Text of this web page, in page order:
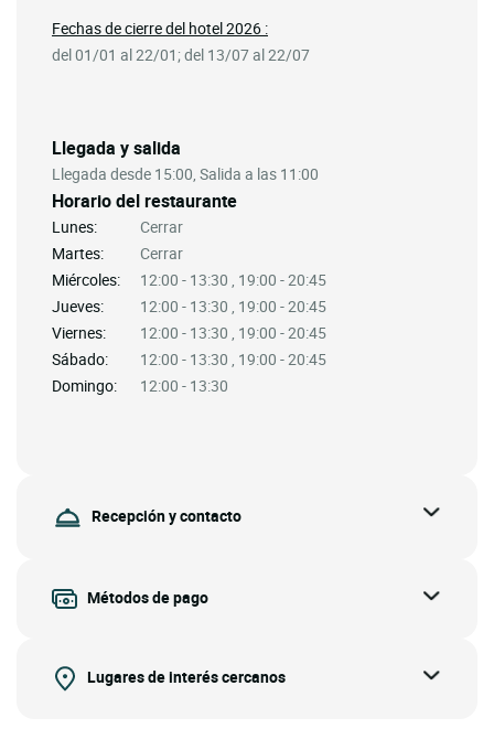
Llegada y salida
Llegada desde 15:00, Salida a las 11:00
Horario del restaurante
Lunes:
Cerrar
Martes:
Cerrar
Miércoles:
12:00 - 13:30 , 19:00 - 20:45
Jueves:
12:00 - 13:30 , 19:00 - 20:45
Viernes:
12:00 - 13:30 , 19:00 - 20:45
Sábado:
12:00 - 13:30 , 19:00 - 20:45
Domingo:
12:00 - 13:30
Fechas de cierre del hotel 2026 :
del 01/01 al 22/01; del 13/07 al 22/07
Recepción y contacto
Métodos de pago
Lugares de interés cercanos